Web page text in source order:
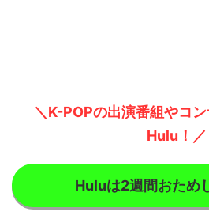
＼K-POPの出演番組やコ
Hulu！／
Huluは2週間おため